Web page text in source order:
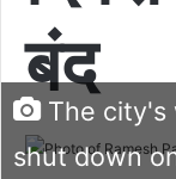
बंद
The city's
shut down